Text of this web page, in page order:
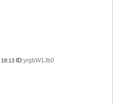
ID:yrgbW1Jb0